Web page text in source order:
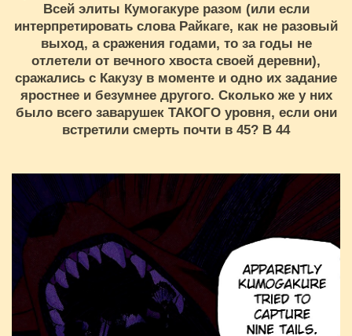
Всей элиты Кумогакуре разом (или если
интерпретировать слова Райкаге, как не разовый
выход, а сражения годами, то за годы не
отлетели от вечного хвоста своей деревни),
сражались с Какузу в моменте и одно их задание
яростнее и безумнее другого. Сколько же у них
было всего заварушек ТАКОГО уровня, если они
встретили смерть почти в 45? В 44